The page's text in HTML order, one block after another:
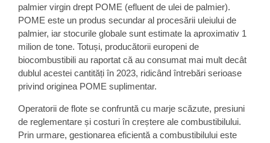
palmier virgin drept POME (efluent de ulei de palmier).
POME este un produs secundar al procesării uleiului de
palmier, iar stocurile globale sunt estimate la aproximativ 1
milion de tone. Totuși, producătorii europeni de
biocombustibili au raportat că au consumat mai mult decât
dublul acestei cantități în 2023, ridicând întrebări serioase
privind originea POME suplimentar.
Operatorii de flote se confruntă cu marje scăzute, presiuni
de reglementare și costuri în creștere ale combustibilului.
Prin urmare, gestionarea eficientă a combustibilului este